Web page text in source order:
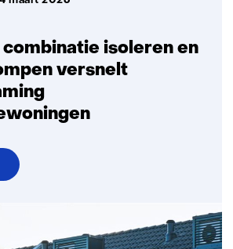
isoleren en
versnelt